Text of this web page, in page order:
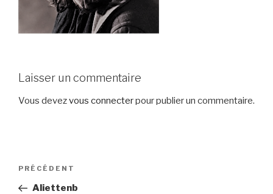
Laisser un commentaire
Vous devezvous connecterpour publier un commentaire.
Navigation
Article
précédent
PRÉCÉDENT
Aliettenb